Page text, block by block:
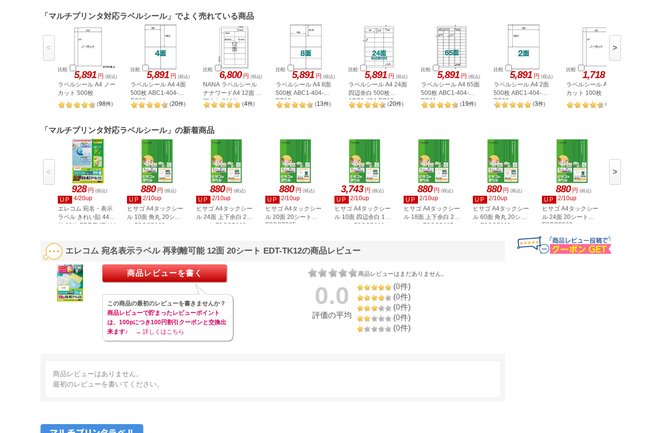
「マルチプリンタ対応ラベルシール」でよく売れている商品
比較 5,891 円 (税込)
ラベルシール A4 ノー
カット 500枚
(98件)
比較 5,891 円 (税込)
ラベルシール A4 4面
500枚 ABC1-404-
RB09
(20件)
比較 6,800 円 (税込)
NANA ラベルシール
ナナワードA4 12面 上
下余白 500枚
LDW12P
(4件)
比較 5,891 円 (税込)
ラベルシール A4 8面
500枚 ABC1-404-
RB10
(13件)
比較 5,891 円 (税込)
ラベルシール A4 24面
四辺余白 500枚
ABC1-404-RB19
(20件)
比較 5,891 円 (税込)
ラベルシール A4 65面
500枚 ABC1-404-
RB21
(19件)
比較 5,891 円 (税込)
ラベルシール A4 2面
500枚 ABC1-404-
RB08
(3件)
比較 1,718
ラベルシール A4 ノー
カット 100枚
(
< >
「マルチプリンタ対応ラベルシール」の新着商品
928 円 (税込)
UP
4/20up
エレコム 宛名・表示
ラベル きれい貼 44面
付 20枚 EDT-TMEX44
880 円 (税込)
UP
2/10up
ヒサゴ A4タックシー
ル 10面 角丸 20シー
ト FSCOP868
880 円 (税込)
UP
2/10up
ヒサゴ A4タックシー
ル 24面 上下余白 20
シート FSCOP883
880 円 (税込)
UP
2/10up
ヒサゴ A4タックシー
ル 20面 20シート
FSCOP985
3,743 円 (税込)
UP
2/10up
ヒサゴ A4タックシー
ル 10面 四辺余白 100
シート FSCGB888
880 円 (税込)
UP
2/10up
ヒサゴ A4タックシー
ル 18面 上下余白 20
シート FSCOP907
880 円 (税込)
UP
2/10up
ヒサゴ A4タックシー
ル 60面 角丸 20シー
ト FSCOP902
880 円 (税込)
UP
2/10up
ヒサゴ A4タックシー
ル 24面 20シート
FSCOP863
< >
エレコム 宛名表示ラベル 再剥離可能 12面 20シート EDT-TK12の商品レビュー
商品レビューはまだありません。
0.0
評価の平均
(0件)
(0件)
(0件)
(0件)
(0件)
商品レビューを書く
この商品の最初のレビューを書きませんか？
商品レビューで貯まったレビューポイント
は、100pにつき100円割引クーポンと交換出
来ます♪
→ 詳しくはこちら
商品レビューはありません。
最初のレビューを書いてください。